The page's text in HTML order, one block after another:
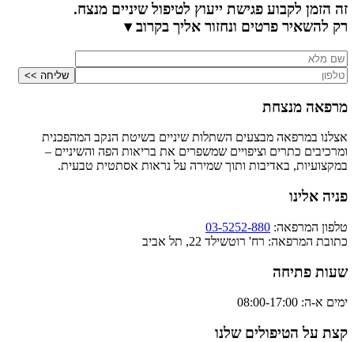
זה הזמן לקבוע פגישת ייעוץ לטיפול שיניים מנצח.
רק להשאיר פרטים ונחזור אליך בקרוב ▾
מרפאה מנצחת
אצלנו במרפאה מבצעים השתלות שיניים בשיטת הנקב המהפכנית
ומרכיבים כתרים וציפויים שמשפרים את בריאות הפה והשיניים –
במקצועיות, באדיבות ותוך שמירה על נראות אסתטית טבעית.
פניה אלינו
טלפון המרפאה: 03-5252-880
כתובת המרפאה: רח' רוטשילד 22, תל אביב
שעות פתיחה
ימים א-ה: 08:00-17:00
קצת על הטיפולים שלנו